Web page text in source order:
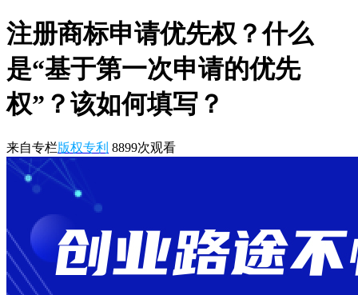
注册商标申请优先权？什么
是“基于第一次申请的优先
权”？该如何填写？
来自专栏版权专利 8899次观看